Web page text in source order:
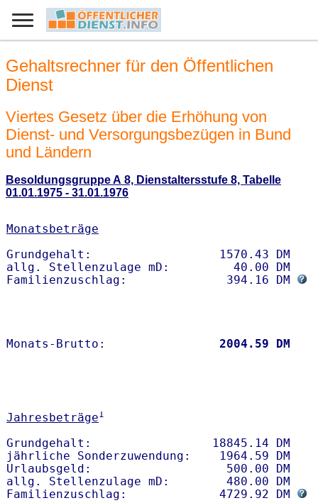
Gehaltsrechner für den Öffentlichen
Dienst
Viertes Gesetz über die Erhöhung von
Dienst- und Versorgungsbezügen in Bund
und Ländern
Besoldungsgruppe A 8, Dienstaltersstufe 8, Tabelle
01.01.1975 - 31.01.1976
Monatsbeträge
Grundgehalt:                  1570.43 DM
allg. Stellenzulage mD:         40.00 DM
Familienzuschlag:              394.16 DM
Monats-Brutto: 2004.59 DM
Jahresbeträge1
Grundgehalt:                 18845.14 DM
jährliche Sonderzuwendung:    1964.59 DM
Urlaubsgeld:                   500.00 DM
allg. Stellenzulage mD:        480.00 DM
Familienzuschlag:             4729.92 DM